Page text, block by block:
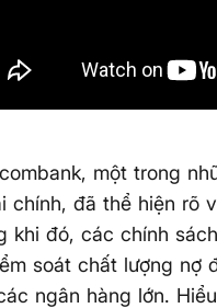
một trong
chính, đã thể hiện rõ
khi đó, các chính
soát chất lượng nợ
ngân hàng lớn.